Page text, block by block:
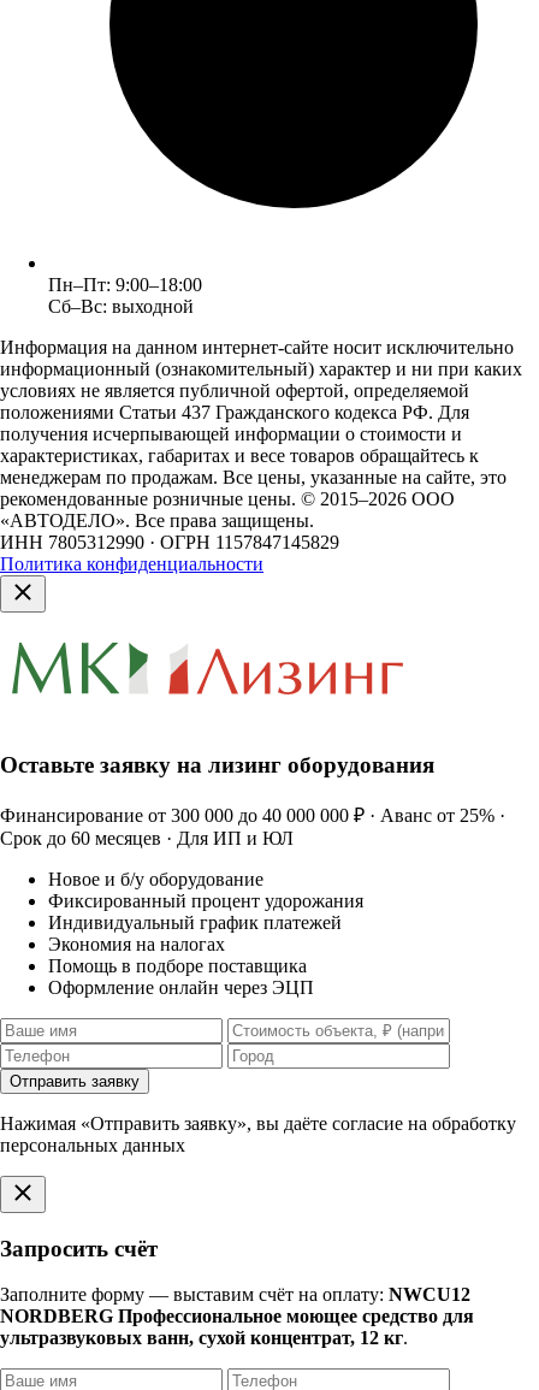
Пн–Пт: 9:00–18:00
Сб–Вс: выходной
Информация на данном интернет-сайте носит исключительно
информационный (ознакомительный) характер и ни при каких
условиях не является публичной офертой, определяемой
положениями Статьи 437 Гражданского кодекса РФ. Для
получения исчерпывающей информации о стоимости и
характеристиках, габаритах и весе товаров обращайтесь к
менеджерам по продажам. Все цены, указанные на сайте, это
рекомендованные розничные цены. © 2015–2026 ООО
«АВТОДЕЛО». Все права защищены.
ИНН 7805312990 · ОГРН 1157847145829
Политика конфиденциальности
Оставьте заявку на лизинг оборудования
Финансирование от 300 000 до 40 000 000 ₽ · Аванс от 25% ·
Срок до 60 месяцев · Для ИП и ЮЛ
Новое и б/у оборудование
Фиксированный процент удорожания
Индивидуальный график платежей
Экономия на налогах
Помощь в подборе поставщика
Оформление онлайн через ЭЦП
Отправить заявку
Нажимая «Отправить заявку», вы даёте согласие на обработку
персональных данных
Запросить счёт
Заполните форму — выставим счёт на оплату: NWCU12
NORDBERG Профессиональное моющее средство для
ультразвуковых ванн, сухой концентрат, 12 кг.